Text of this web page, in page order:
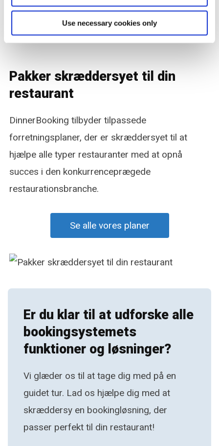
Use necessary cookies only
Pakker skræddersyet til din
restaurant
DinnerBooking tilbyder tilpassede
forretningsplaner, der er skræddersyet til at
hjælpe alle typer restauranter med at opnå
succes i den konkurrenceprægede
restaurationsbranche.
Se alle vores planer
Er du klar til at udforske alle
bookingsystemets
funktioner og løsninger?
Vi glæder os til at tage dig med på en
guidet tur. Lad os hjælpe dig med at
skræddersy en bookingløsning, der
passer perfekt til din restaurant!